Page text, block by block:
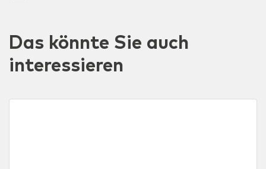
Das könnte Sie auch
interessieren